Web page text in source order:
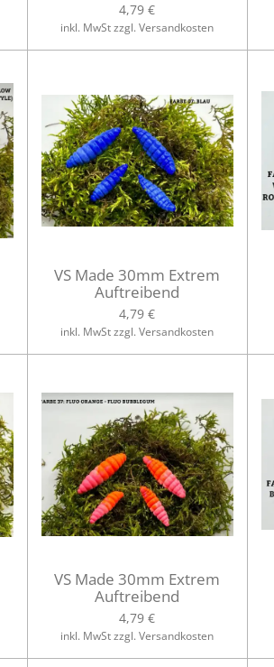
4,79 €
inkl. MwSt zzgl. Versandkosten
VS Made 30mm Extrem
Auftreibend
4,79 €
inkl. MwSt zzgl. Versandkosten
VS Made 30mm Extrem
Auftreibend
4,79 €
inkl. MwSt zzgl. Versandkosten